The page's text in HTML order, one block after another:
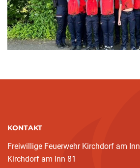
KONTAKT
Freiwillige Feuerwehr Kirchdorf am Inn
Kirchdorf am Inn 81